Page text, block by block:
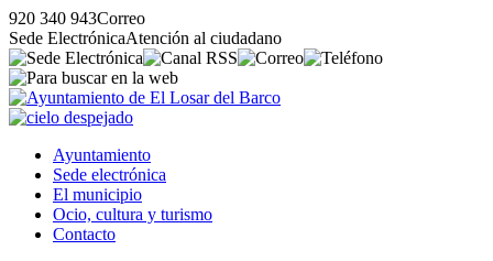
920 340 943Correo
Sede ElectrónicaAtención al ciudadano
Ayuntamiento
Sede electrónica
El municipio
Ocio, cultura y turismo
Contacto